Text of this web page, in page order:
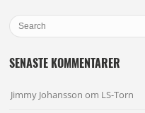
SENASTE KOMMENTARER
Jimmy Johansson om LS-Torn